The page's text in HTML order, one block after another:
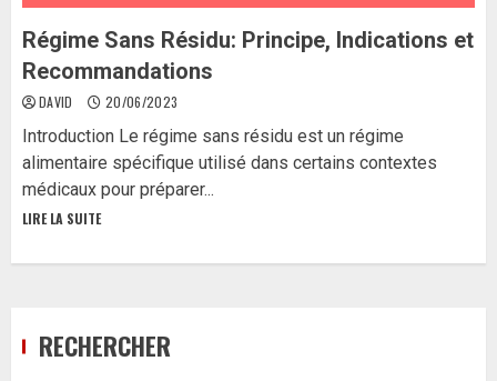
Régime Sans Résidu: Principe, Indications et
Recommandations
DAVID 20/06/2023
Introduction Le régime sans résidu est un régime
alimentaire spécifique utilisé dans certains contextes
médicaux pour préparer...
LIRE LA SUITE
RECHERCHER